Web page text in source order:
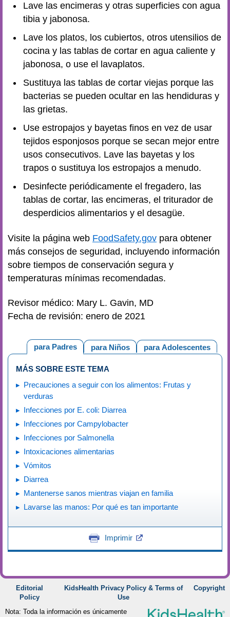
Lave las encimeras y otras superficies con agua
tibia y jabonosa.
Lave los platos, los cubiertos, otros utensilios de
cocina y las tablas de cortar en agua caliente y
jabonosa, o use el lavaplatos.
Sustituya las tablas de cortar viejas porque las
bacterias se pueden ocultar en las hendiduras y
las grietas.
Use estropajos y bayetas finos en vez de usar
tejidos esponjosos porque se secan mejor entre
usos consecutivos. Lave las bayetas y los
trapos o sustituya los estropajos a menudo.
Desinfecte periódicamente el fregadero, las
tablas de cortar, las encimeras, el triturador de
desperdicios alimentarios y el desagüe.
Visite la página web FoodSafety.gov para obtener
más consejos de seguridad, incluyendo información
sobre tiempos de conservación segura y
temperaturas mínimas recomendadas.
Revisor médico: Mary L. Gavin, MD
Fecha de revisión: enero de 2021
para Adolescentes
para Niños
para Padres
MÁS SOBRE ESTE TEMA
Precauciones a seguir con los alimentos: Frutas y
verduras
Infecciones por E. coli: Diarrea
Infecciones por Campylobacter
Infecciones por Salmonella
Intoxicaciones alimentarias
Vómitos
Diarrea
Mantenerse sanos mientras viajan en familia
Lavarse las manos: Por qué es tan importante
Imprimir
Editorial
Policy
KidsHealth Privacy Policy & Terms of
Use
Copyright
Nota: Toda la información es únicamente